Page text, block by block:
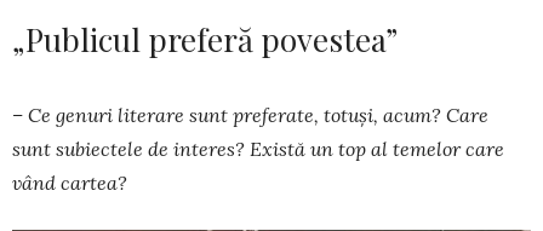
„Publicul preferă povestea”
– Ce genuri literare sunt preferate, totuși, acum? Care
sunt subiectele de interes? Există un top al temelor care
vând cartea?